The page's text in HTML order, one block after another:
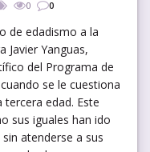
0 0
de edadismo a la
Javier Yanguas,
del Programa de
se le cuestiona
edad. Este
sus iguales han ido
atenderse a sus